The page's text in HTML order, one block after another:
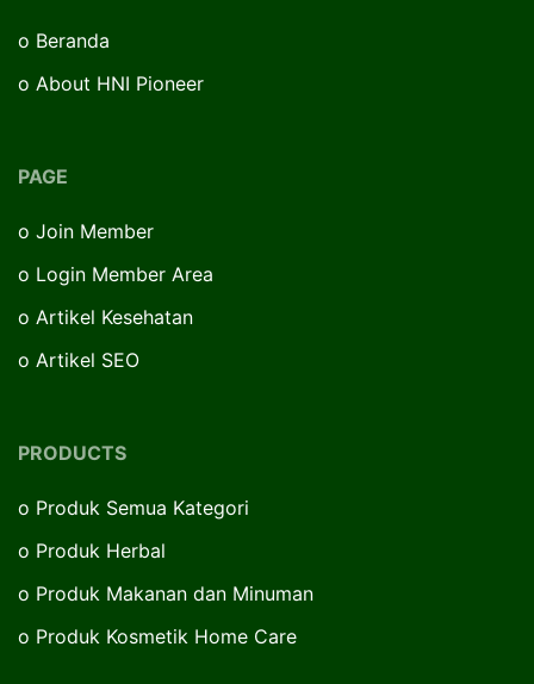
o Beranda
o About HNI Pioneer
PAGE
o Join Member
o Login Member Area
o Artikel Kesehatan
o Artikel SEO
PRODUCTS
o Produk Semua Kategori
o Produk Herbal
o Produk Makanan dan Minuman
o Produk Kosmetik Home Care